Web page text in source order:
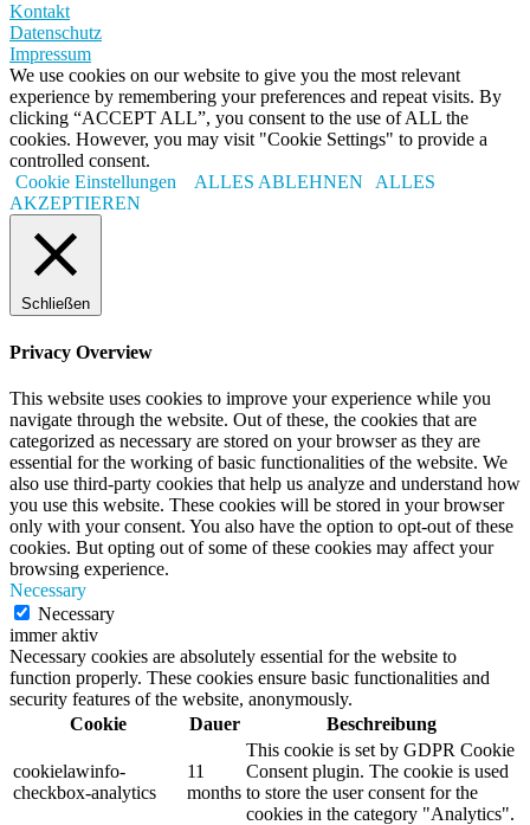
Kontakt
Datenschutz
Impressum
We use cookies on our website to give you the most relevant
experience by remembering your preferences and repeat visits. By
clicking “ACCEPT ALL”, you consent to the use of ALL the
cookies. However, you may visit "Cookie Settings" to provide a
controlled consent.
Cookie Einstellungen
ALLES ABLEHNEN
ALLES
AKZEPTIEREN
Schließen
Privacy Overview
This website uses cookies to improve your experience while you
navigate through the website. Out of these, the cookies that are
categorized as necessary are stored on your browser as they are
essential for the working of basic functionalities of the website. We
also use third-party cookies that help us analyze and understand how
you use this website. These cookies will be stored in your browser
only with your consent. You also have the option to opt-out of these
cookies. But opting out of some of these cookies may affect your
browsing experience.
Necessary
Necessary
immer aktiv
Necessary cookies are absolutely essential for the website to
function properly. These cookies ensure basic functionalities and
security features of the website, anonymously.
Cookie
Dauer Beschreibung
cookielawinfo-
checkbox-analytics
11
months
This cookie is set by GDPR Cookie
Consent plugin. The cookie is used
to store the user consent for the
cookies in the category "Analytics".